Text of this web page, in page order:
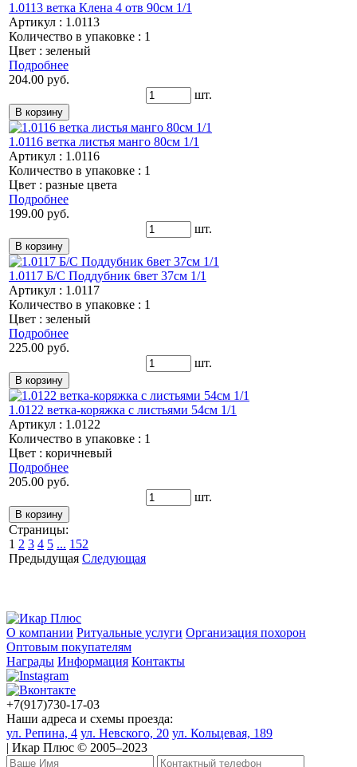
1.0113 ветка Клена 4 отв 90см 1/1
Артикул : 1.0113
Количество в упаковке : 1
Цвет : зеленый
Подробнее
204.00 руб.
шт.
1.0116 ветка листья манго 80см 1/1
Артикул : 1.0116
Количество в упаковке : 1
Цвет : разные цвета
Подробнее
199.00 руб.
шт.
1.0117 Б/С Поддубник 6вет 37см 1/1
Артикул : 1.0117
Количество в упаковке : 1
Цвет : зеленый
Подробнее
225.00 руб.
шт.
1.0122 ветка-коряжка с листьями 54см 1/1
Артикул : 1.0122
Количество в упаковке : 1
Цвет : коричневый
Подробнее
205.00 руб.
шт.
Страницы:
1 2 3 4 5 ... 152
Предыдущая Следующая
О компании Ритуальные услуги Организация похорон
Оптовым покупателям
Награды Информация Контакты
+7(917)730-17-03
Наши адреса и схемы проезда:
ул. Репина, 4 ул. Невского, 20 ул. Кольцевая, 189
| Икар Плюс © 2005–2023